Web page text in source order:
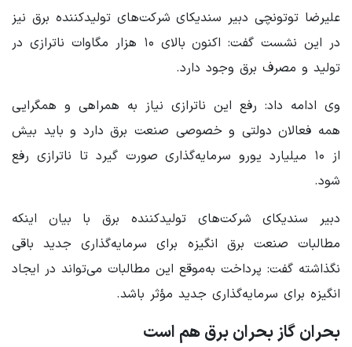
علیرضا توتونچی دبیر سندیکای شرکت‌های تولیدکننده برق نیز
در این نشست گفت: اکنون بالای ۱۰ هزار مگاوات ناترازی در
تولید و مصرف برق وجود دارد.
وی ادامه داد: رفع این ناترازی نیاز به همراهی و همگرایی
همه فعالان دولتی و خصوصی صنعت برق دارد و باید بیش
از ۱۰ میلیارد یورو سرمایه‌گذاری صورت گیرد تا ناترازی رفع
شود.
دبیر سندیکای شرکت‌های تولیدکننده برق با بیان اینکه
مطالبات صنعت برق انگیزه برای سرمایه‌گذاری جدید باقی
نگذاشته گفت: پرداخت به‌موقع این مطالبات می‌تواند در ایجاد
انگیزه برای سرمایه‌گذاری جدید مؤثر باشد.
بحران گاز بحران برق هم است